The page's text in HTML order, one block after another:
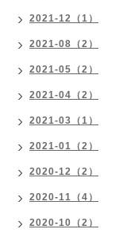
2021-12（1）
2021-08（2）
2021-05（2）
2021-04（2）
2021-03（1）
2021-01（2）
2020-12（2）
2020-11（4）
2020-10（2）